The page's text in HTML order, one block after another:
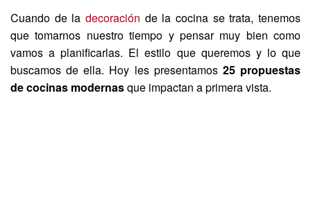
Cuando de la decoración de la cocina se trata, tenemos
que tomarnos nuestro tiempo y pensar muy bien como
vamos a planificarlas. El estilo que queremos y lo que
buscamos de ella. Hoy les presentamos 25 propuestas
decocinas modernasque impactan a primera vista.